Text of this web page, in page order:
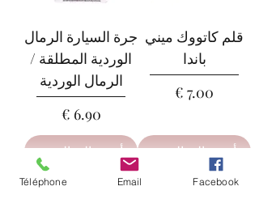
قلم كاتووك ميني
باندا
السعر
أضِف إلى العربة
جرة السيارة الرمال
الوردية المطلقة /
الرمال الوردية
السعر
أضِف إلى العربة
Téléphone Email Facebook